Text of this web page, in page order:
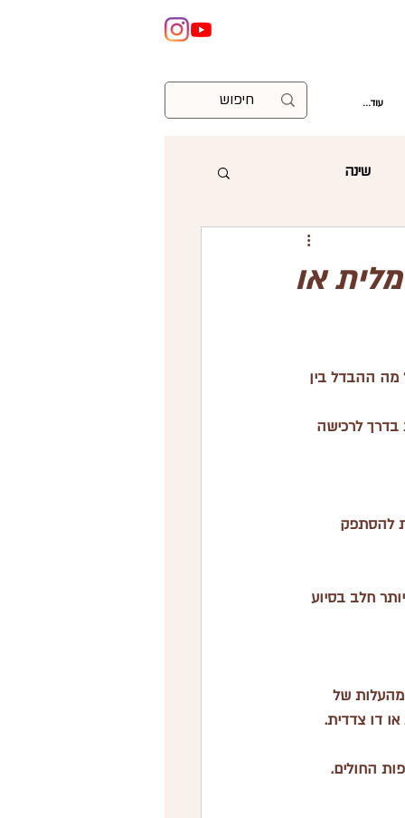
עוד...
שינה
או
מה ההבדל בין
לרכישה
להסתפק
חלב בסיוע
מהעלות של
דו צדדית.
החולים.